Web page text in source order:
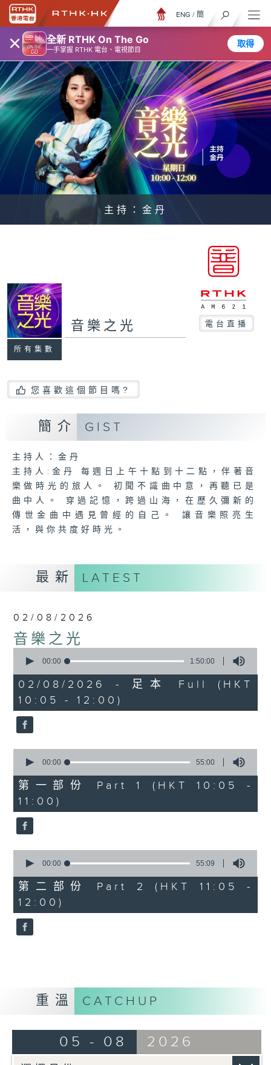
× 全新 RTHK On The Go
一手掌握 RTHK 電台、電視節目
取得
ENG / 簡
主持：金丹
所有集數
音樂之光 電台直播
您喜歡這個節目嗎?
簡介 GIST
主持人：金丹
主持人:金丹 每週日上午十點到十二點，伴著音
樂做時光的旅人。 初聞不識曲中意，再聽已是
曲中人。 穿過記憶，跨過山海，在歷久彌新的
傳世金曲中遇見曾經的自己。 讓音樂照亮生
活，與你共度好時光。
最新 LATEST
02/08/2026
音樂之光
seconds
1
hour,
50
minutes,
0
seconds
00:00 1:50:00
02/08/2026 - 足本 Full (HKT
10:05 - 12:00)
seconds
55
minutes,
0
seconds
00:00 55:00
第一部份 Part 1 (HKT 10:05 -
11:00)
seconds
55
minutes,
9
seconds
00:00 55:09
第二部份 Part 2 (HKT 11:05 -
12:00)
重溫 CATCHUP
05 - 08 2026